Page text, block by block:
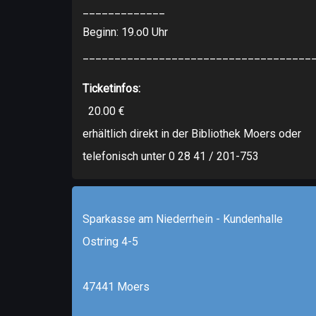
Beginn: 19.o0 Uhr
Ticketinfos:
20.00 €
erhältlich direkt in der Bibliothek Moers oder
telefonisch unter 0 28 41 / 201-753
Sparkasse am Niederrhein - Kundenhalle
Ostring 4-5
47441 Moers